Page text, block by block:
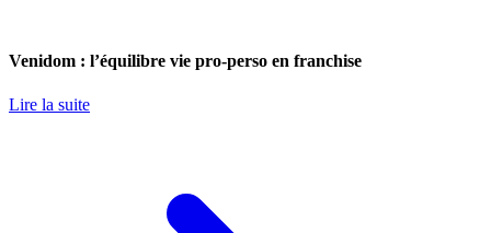
Venidom : l’équilibre vie pro-perso en franchise
Lire la suite